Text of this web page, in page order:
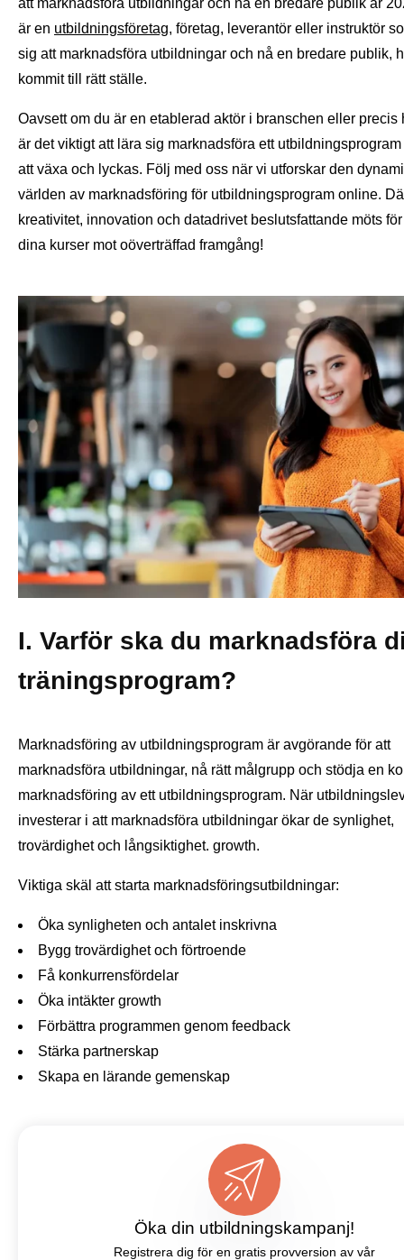
att marknadsföra utbildningar och nå en bredare publik år
är en utbildningsföretag, företag, leverantör eller instruktör
sig att marknadsföra utbildningar och nå en bredare publik,
kommit till rätt ställe.
Oavsett om du är en etablerad aktör i branschen eller precis
är det viktigt att lära sig marknadsföra ett
att växa och lyckas. Följ med oss ​​när vi utforskar den
världen av marknadsföring för utbildningsprogram online.
kreativitet, innovation och datadrivet beslutsfattande möts
dina kurser mot oöverträffad framgång!
I. Varför ska du marknadsföra
träningsprogram?
Marknadsföring av utbildningsprogram är avgörande för att
marknadsföra utbildningar, nå rätt målgrupp och stödja en
marknadsföring av ett utbildningsprogram. När
investerar i att marknadsföra utbildningar ökar de synlighet,
trovärdighet och långsiktighet. growth.
Viktiga skäl att starta marknadsföringsutbildningar:
Öka synligheten och antalet inskrivna
Bygg trovärdighet och förtroende
Få konkurrensfördelar
Öka intäkter growth
Förbättra programmen genom feedback
Stärka partnerskap
Skapa en lärande gemenskap
Öka din utbildningskampanj!
Registrera dig för en gratis provversion av vår